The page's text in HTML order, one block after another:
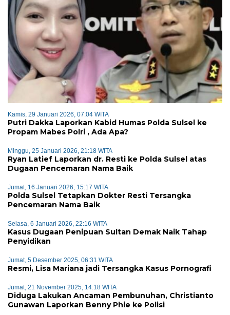
Kamis, 29 Januari 2026, 07:04 WITA
Putri Dakka Laporkan Kabid Humas Polda Sulsel ke
Propam Mabes Polri , Ada Apa?
Minggu, 25 Januari 2026, 21:18 WITA
Ryan Latief Laporkan dr. Resti ke Polda Sulsel atas
Dugaan Pencemaran Nama Baik
Jumat, 16 Januari 2026, 15:17 WITA
Polda Sulsel Tetapkan Dokter Resti Tersangka
Pencemaran Nama Baik
Selasa, 6 Januari 2026, 22:16 WITA
Kasus Dugaan Penipuan Sultan Demak Naik Tahap
Penyidikan
Jumat, 5 Desember 2025, 06:31 WITA
Resmi, Lisa Mariana jadi Tersangka Kasus Pornografi
Jumat, 21 November 2025, 14:18 WITA
Diduga Lakukan Ancaman Pembunuhan, Christianto
Gunawan Laporkan Benny Phie ke Polisi